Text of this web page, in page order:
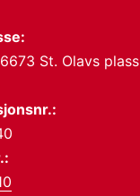
St. Olavs plass